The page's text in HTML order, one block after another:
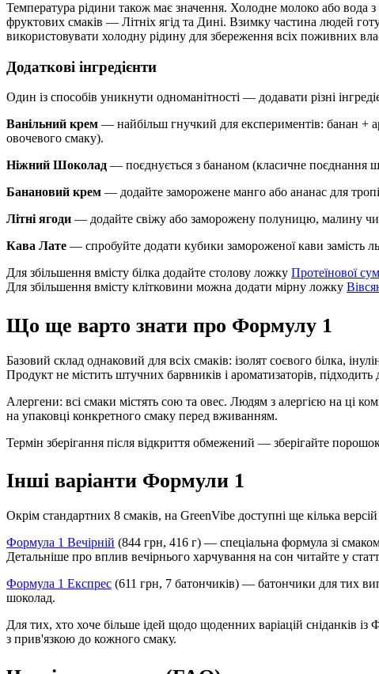
Температура рідини також має значення. Холодне молоко або вода
фруктових смаків — Літніх ягід та Дині. Взимку частина людей
використовувати холодну рідину для збереження всіх поживних
Додаткові інгредієнти
Один із способів уникнути одноманітності — додавати різні
Ванільний крем — найбільш гнучкий для експериментів: банан +
овочевого смаку).
Ніжний Шоколад — поєднується з бананом (класичне поєднання
Банановий крем — додайте заморожене манго або ананас для
Літні ягоди — додайте свіжу або заморожену полуницю, малину чи
Кава Лате — спробуйте додати кубики замороженої кави замість
Для збільшення вмісту білка додайте столову ложку Протеїнової
Для збільшення вмісту клітковини можна додати мірну ложку
Що ще варто знати про Формулу 1
Базовий склад однаковий для всіх смаків: ізолят соєвого білка,
Продукт не містить штучних барвників і ароматизаторів, підходить
Алергени: всі смаки містять сою та овес. Людям з алергією на ці
на упаковці конкретного смаку перед вживанням.
Термін зберігання після відкриття обмежений — зберігайте
Інші варіанти Формули 1
Окрім стандартних 8 смаків, на GreenVibe доступні ще кілька
Формула 1 Вечірній (844 грн, 416 г) — спеціальна формула зі
Детальніше про вплив вечірнього харчування на сон читайте у
Формула 1 Експрес (611 грн, 7 батончиків) — батончики для тих
шоколад.
Для тих, хто хоче більше ідей щодо щоденних варіацій сніданків
з прив'язкою до кожного смаку.